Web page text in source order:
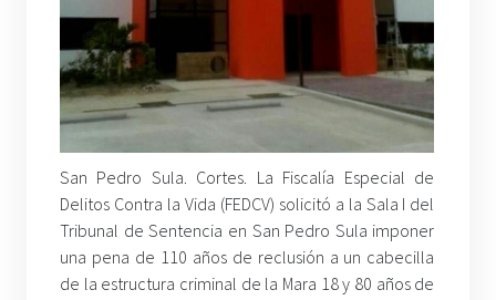
San Pedro Sula. Cortes. La Fiscalía Especial de
Delitos Contra la Vida (FEDCV) solicitó a la Sala I del
Tribunal de Sentencia en San Pedro Sula imponer
una pena de 110 años de reclusión a un cabecilla
de la estructura criminal de la Mara 18 y 80 años de